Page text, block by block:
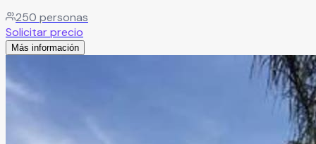
250 personas
Solicitar precio
Más información